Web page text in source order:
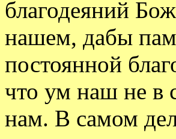
благодеяний
нашем, дабы
постоянной
что ум наш не в
нам. В самом